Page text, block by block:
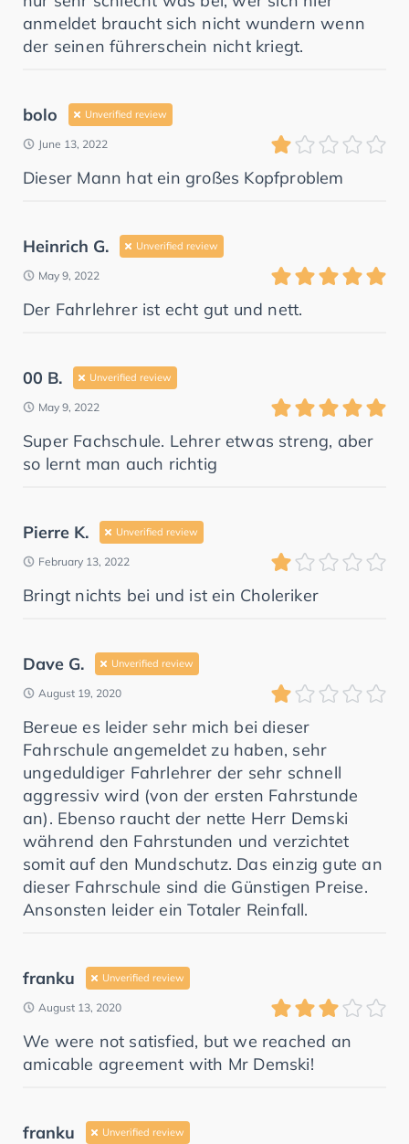
anmeldet braucht sich nicht wundern wenn
der seinen führerschein nicht kriegt.
bolo Unverified review
June 13, 2022
Dieser Mann hat ein großes Kopfproblem
Heinrich G. Unverified review
May 9, 2022
Der Fahrlehrer ist echt gut und nett.
00 B. Unverified review
May 9, 2022
Super Fachschule. Lehrer etwas streng, aber
so lernt man auch richtig
Pierre K. Unverified review
February 13, 2022
Bringt nichts bei und ist ein Choleriker
Dave G. Unverified review
August 19, 2020
Bereue es leider sehr mich bei dieser
Fahrschule angemeldet zu haben, sehr
ungeduldiger Fahrlehrer der sehr schnell
aggressiv wird (von der ersten Fahrstunde
an). Ebenso raucht der nette Herr Demski
während den Fahrstunden und verzichtet
somit auf den Mundschutz. Das einzig gute an
dieser Fahrschule sind die Günstigen Preise.
Ansonsten leider ein Totaler Reinfall.
franku Unverified review
August 13, 2020
We were not satisfied, but we reached an
amicable agreement with Mr Demski!
franku Unverified review